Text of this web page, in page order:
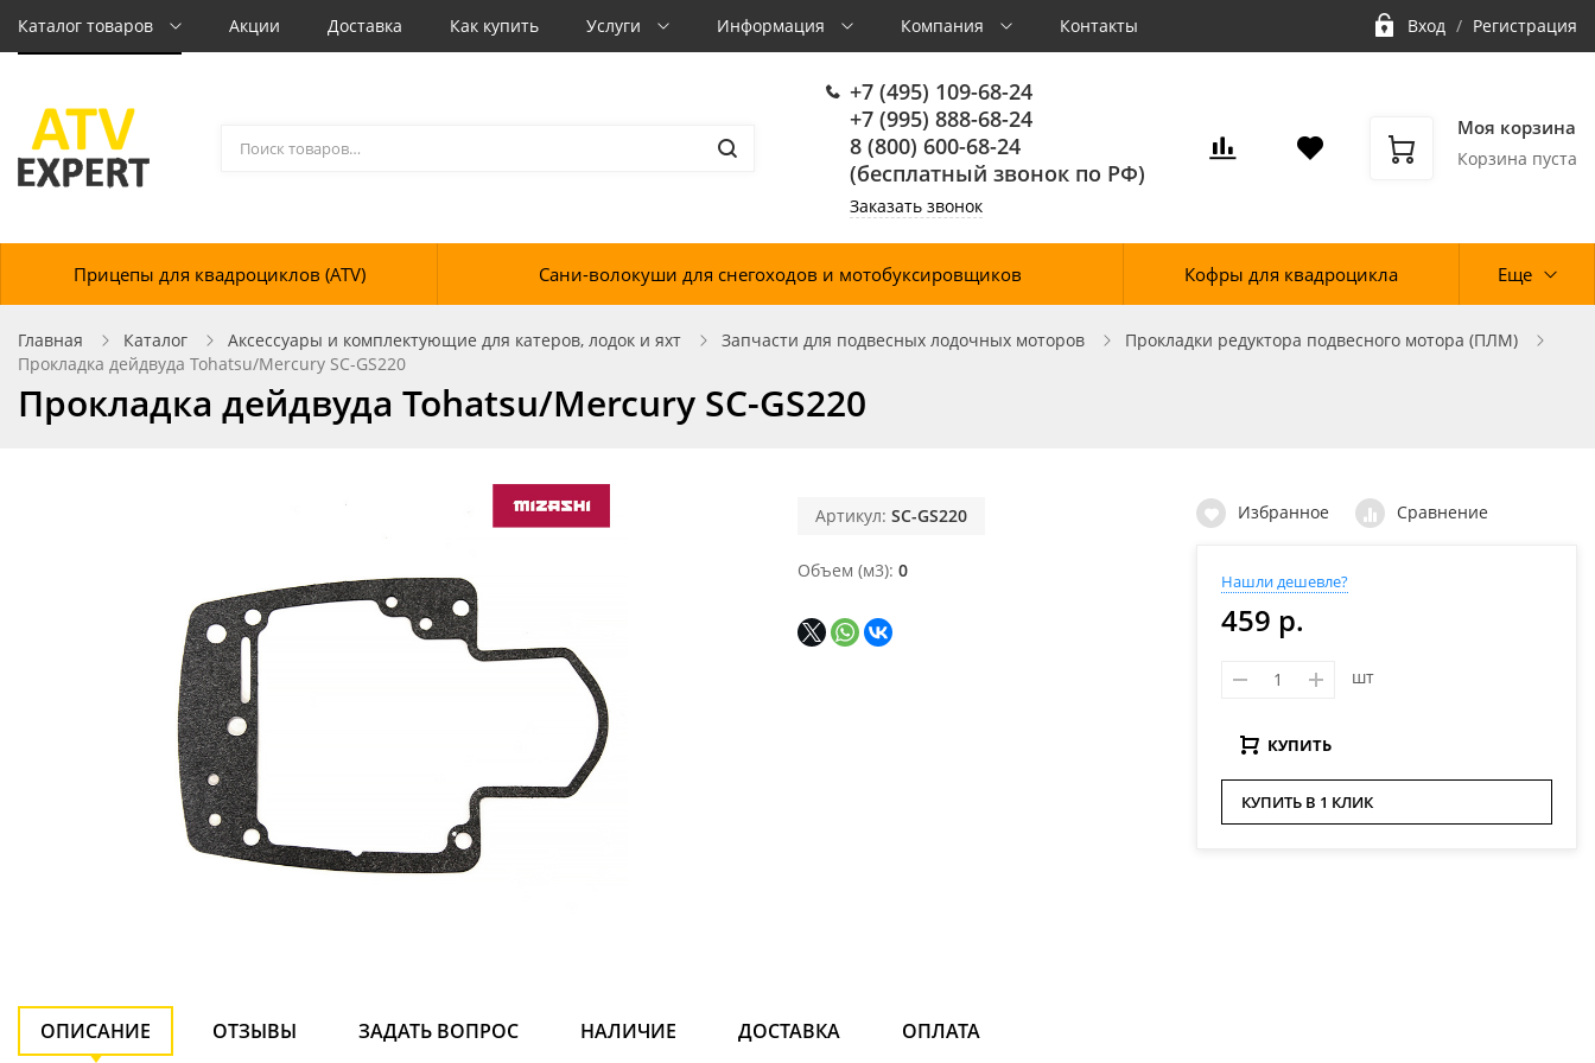
Каталог товаров Акции Доставка Как купить Услуги Информация Компания Контакты Вход / Регистрация
+7 (495) 109-68-24
+7 (995) 888-68-24
8 (800) 600-68-24
(бесплатный звонок по РФ)
Заказать звонок
Моя корзина
Корзина пуста
Прицепы для квадроциклов (ATV) Сани-волокуши для снегоходов и мотобуксировщиков Кофры для квадроцикла Еще
Главная Каталог Аксессуары и комплектующие для катеров, лодок и яхт Запчасти для подвесных лодочных моторов
Прокладки редуктора подвесного мотора (ПЛМ)
Прокладка дейдвуда Tohatsu/Mercury SC-GS220
Прокладка дейдвуда Tohatsu/Mercury SC-GS220
Артикул: SC-GS220
Объем (м3) 0
Избранное Сравнение
Нашли дешевле?
459 р.
шт
КУПИТЬ
КУПИТЬ В 1 КЛИК
ОПИСАНИЕ ОТЗЫВЫ ЗАДАТЬ ВОПРОС НАЛИЧИЕ ДОСТАВКА ОПЛАТА